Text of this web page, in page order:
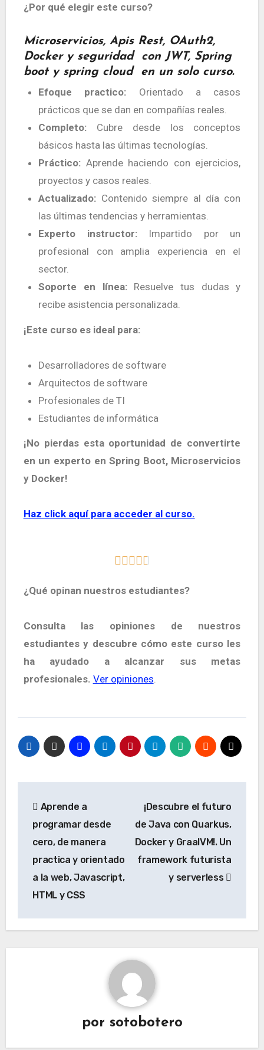
¿Por qué elegir este curso?
Microservicios, Apis Rest, OAuth2,
Docker y seguridad con JWT, Spring
boot y spring cloud en un solo curso.
Efoque practico: Orientado a casos
prácticos que se dan en compañías reales.
Completo: Cubre desde los conceptos
básicos hasta las últimas tecnologías.
Práctico: Aprende haciendo con ejercicios,
proyectos y casos reales.
Actualizado: Contenido siempre al día con
las últimas tendencias y herramientas.
Experto instructor:Impartido por un
profesional con amplia experiencia en el
sector.
Soporte en línea:Resuelve tus dudas y
recibe asistencia personalizada.
¡Este curso es ideal para:
Desarrolladores de software
Arquitectos de software
Profesionales de TI
Estudiantes de informática
¡No pierdas esta oportunidad de convertirte
en un experto en Spring Boot, Microservicios
y Docker!
Haz click aquí para acceder al curso.
¿Qué opinan nuestros estudiantes?
Consulta las opiniones de nuestros
estudiantes y descubre cómo este curso les
ha ayudado a alcanzar sus metas
profesionales. Ver opiniones.
Aprende a
programar desde
cero, de manera
practica y orientado
a la web, Javascript,
HTML y CSS
¡Descubre el futuro
de Java con Quarkus,
Docker y GraalVM!. Un
framework futurista
y serverless
por sotobotero